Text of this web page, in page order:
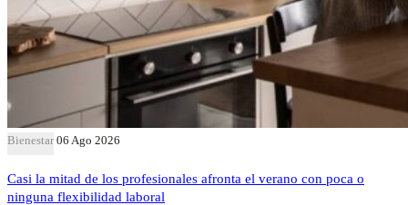
Bienestar 06 Ago 2026
Casi la mitad de los profesionales afronta el verano con poca o
ninguna flexibilidad laboral